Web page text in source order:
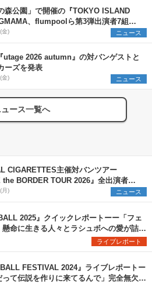
森公園」で開催の『TOKYO ISLAND
、flumpoolら第3弾出演者7組を
ショップ・アート出展者を募集
金) ニュース
utage 2026 autumn』の対バンゲストと
ーズを発表
金) ニュース
ュース一覧へ
CIGARETTES主催対バンツアー
the BORDER TOUR 2026』全出演者を
凛として時雨ら3組の参加を新たに発
月) ニュース
2025』クイックレポートーー「フェ
命に生きる人々とラシュボへの愛が詰ま
ライブレポート
FESTIVAL 2024』ライブレポートー
て伝説を作りに来てるんで」完全無欠の